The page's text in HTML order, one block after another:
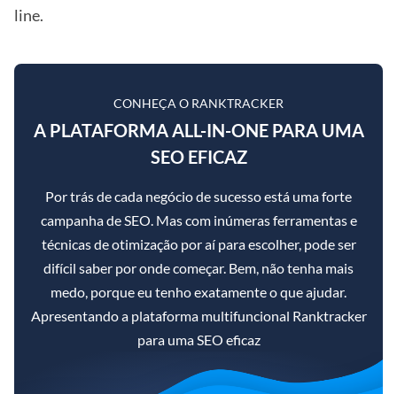
line.
CONHEÇA O RANKTRACKER
A PLATAFORMA ALL-IN-ONE PARA UMA
SEO EFICAZ
Por trás de cada negócio de sucesso está uma forte
campanha de SEO. Mas com inúmeras ferramentas e
técnicas de otimização por aí para escolher, pode ser
difícil saber por onde começar. Bem, não tenha mais
medo, porque eu tenho exatamente o que ajudar.
Apresentando a plataforma multifuncional Ranktracker
para uma SEO eficaz